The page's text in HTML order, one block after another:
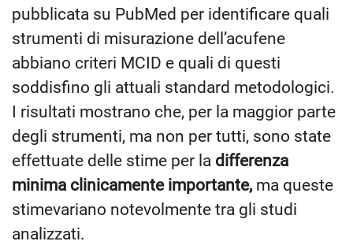
pubblicata su PubMed per identificare quali
strumenti di misurazione dell’acufene
abbiano criteri MCID e quali di questi
soddisfino gli attuali standard metodologici.
I risultati mostrano che, per la maggior parte
degli strumenti, ma non per tutti, sono state
effettuate delle stime per la differenza
minima clinicamente importante, ma queste
stimevariano notevolmente tra gli studi
analizzati.